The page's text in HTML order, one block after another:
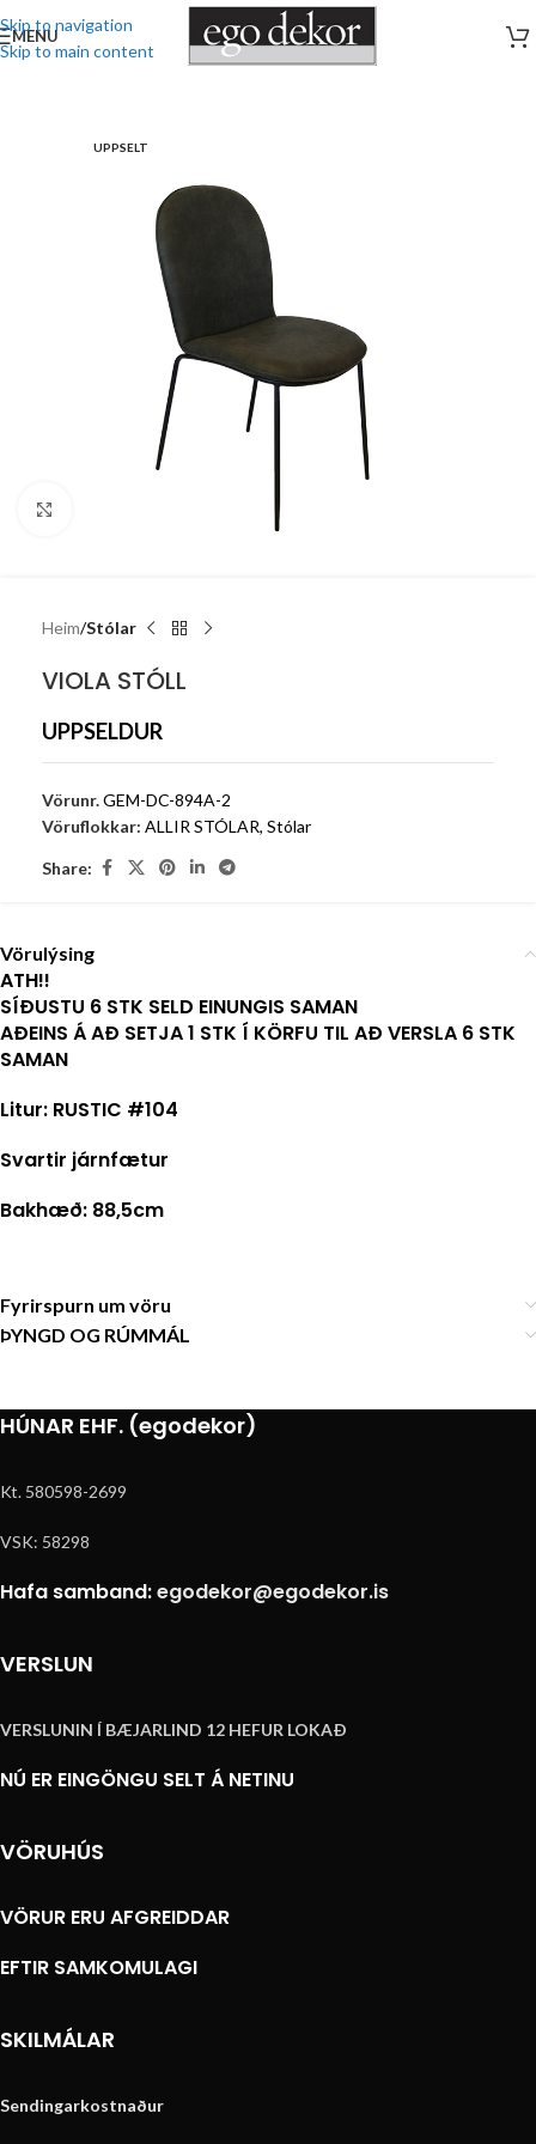
Skip to navigation
Skip to main content
MENU
UPPSELT
Heim Stólar
VIOLA STÓLL
UPPSELDUR
Vörunr.GEM-DC-894A-2
Vöruflokkar: ALLIR STÓLAR, Stólar
Share:
Vörulýsing
ATH!!
SÍÐUSTU 6 STK SELD EINUNGIS SAMAN
AÐEINS Á AÐ SETJA 1 STK Í KÖRFU TIL AÐ VERSLA 6 STK
SAMAN
Litur: RUSTIC #104
Svartir járnfætur
Bakhæð: 88,5cm
Fyrirspurn um vöru
ÞYNGD OG RÚMMÁL
HÚNAR EHF. (egodekor)
Kt. 580598-2699
VSK: 58298
Hafa samband:egodekor@egodekor.is
VERSLUN
VERSLUNIN Í BÆJARLIND 12 HEFUR LOKAÐ
NÚ ER EINGÖNGU SELT Á NETINU
VÖRUHÚS
VÖRUR ERU AFGREIDDAR
EFTIR SAMKOMULAGI
SKILMÁLAR
Sendingarkostnaður